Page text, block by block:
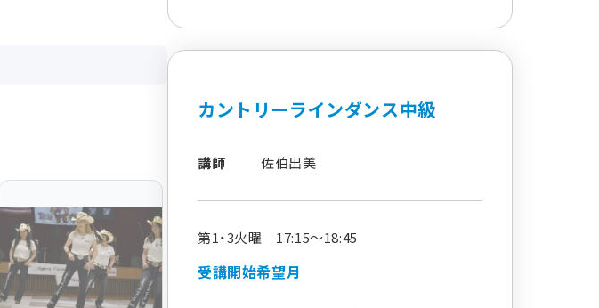
カントリーラインダンス中級
講師 佐伯出美
第1・3火曜 17:15～18:45
受講開始希望月